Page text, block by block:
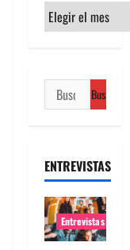
Archivos
Buscar:
ENTREVISTAS
Entrevistas